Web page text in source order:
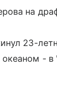
на
23-
- в